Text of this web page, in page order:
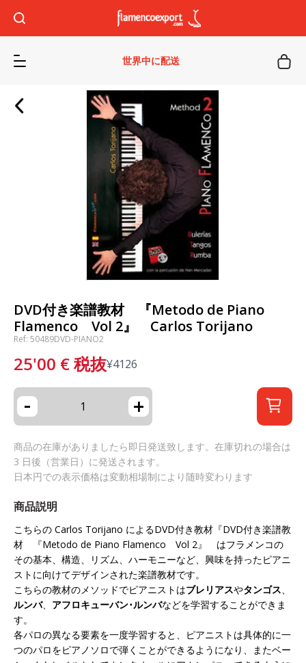
世界中に配送
DVD付き楽譜教材 『Metodo de Piano
Flamenco Vol 2』 Carlos Torijano
Ref: 50489DVD-PIANO2
25'00 €税抜¥4126
- +
商品の在庫がありましたら即日発送致します。在庫切れの場合は
3 日後（営業日）に発送されます。
日本円での表示価格は変動相場制により随時変わります
商品説明
こちらの Carlos Torijano によるDVD付き教材『DVD付き楽譜教
材 『Metodo de Piano Flamenco Vol 2』 はフラメンコの
その基本、構造、リズム、ハーモニーなど、興味を持ったピアニ
ストに向けてデザインされた楽譜教材です。
こちらの教材のメソッドでピアニストはブレリアスやタンゴス、
ルンバ、 アフロキューバン･ルンバなどを学習することができま
す。
各パロの異なる要素を一度学習すると、ピアニストは具体的に一
つのパロをピアノソロで弾くことができるようになり、またベー